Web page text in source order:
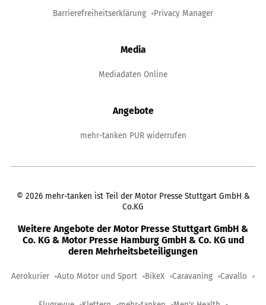
Barrierefreiheitserklärung Privacy Manager
Media
Mediadaten Online
Angebote
mehr-tanken PUR widerrufen
© 2026 mehr-tanken ist Teil der Motor Presse Stuttgart GmbH &
Co.KG
Weitere Angebote der Motor Presse Stuttgart GmbH &
Co. KG & Motor Presse Hamburg GmbH & Co. KG und
deren Mehrheitsbeteiligungen
Aerokurier Auto Motor und Sport BikeX Caravaning Cavallo